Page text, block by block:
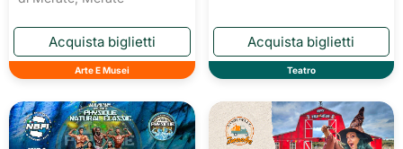
Arte E Musei Teatro